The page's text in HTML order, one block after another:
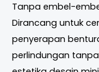
Tanpa embel-
Dirancang untuk
penyerapan
perlindungan